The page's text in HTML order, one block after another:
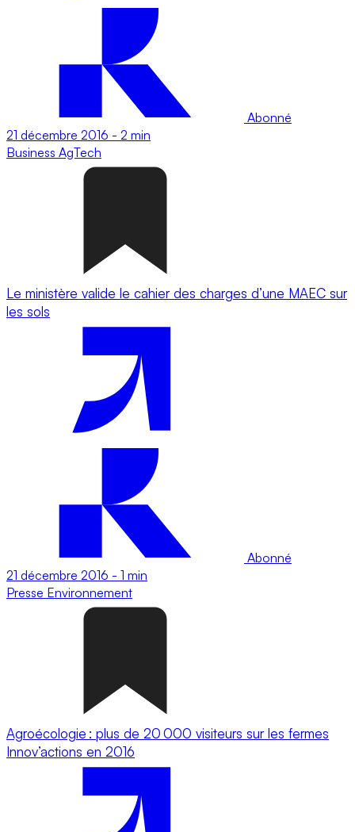
Abonné
21 décembre 2016 - 2 min
Business AgTech
Le ministère valide le cahier des charges d’une MAEC sur
les sols
Abonné
21 décembre 2016 - 1 min
Presse Environnement
Agroécologie : plus de 20 000 visiteurs sur les fermes
Innov’actions en 2016